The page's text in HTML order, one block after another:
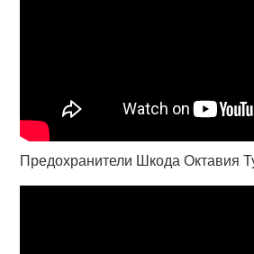
Предохранители Шкода Октавия